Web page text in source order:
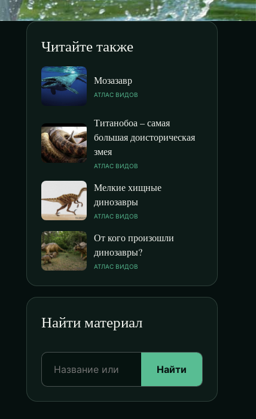
Читайте также
Мозазавр
АТЛАС ВИДОВ
Титанобоа – самая
большая доисторическая
змея
АТЛАС ВИДОВ
Мелкие хищные
динозавры
АТЛАС ВИДОВ
От кого произошли
динозавры?
АТЛАС ВИДОВ
Найти материал
Найти